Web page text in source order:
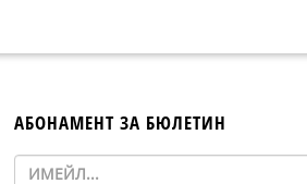
АБОНАМЕНТ ЗА БЮЛЕТИН